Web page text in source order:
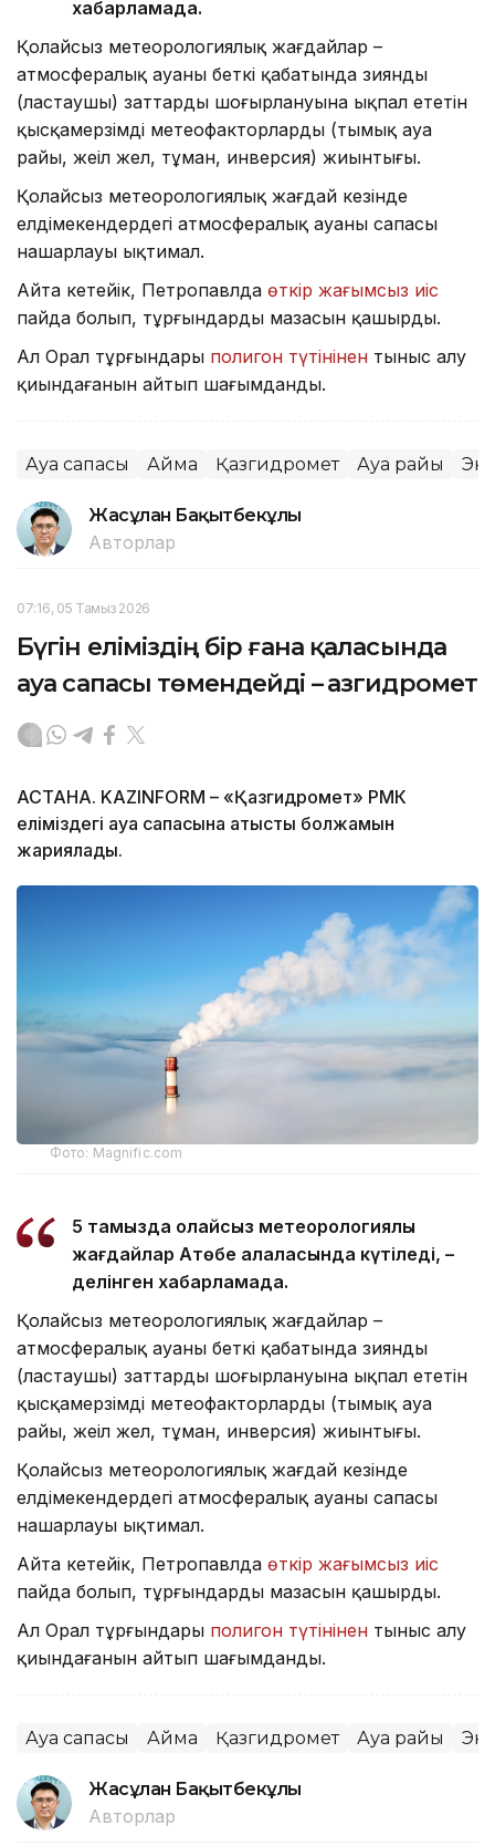
хабарламада.
Қолайсыз метеорологиялық жағдайлар –
атмосфералық ауаның беткі қабатында зиянды
(ластаушы) заттардың шоғырлануына ықпал ететін
қысқамерзімді метеофакторлардың (тымық ауа
райы, жеңіл жел, тұман, инверсия) жиынтығы.
Қолайсыз метеорологиялық жағдай кезінде
елдімекендердегі атмосфералық ауаның сапасы
нашарлауы ықтимал.
Айта кетейік, Петропавлда өткір жағымсыз иіс
пайда болып, тұрғындардың мазасын қашырды.
Ал Орал тұрғындары полигон түтінінен тыныс алу
қиындағанын айтып шағымданды.
Ауа сапасы Аймақ Қазгидромет Ауа райы
Жасұлан Бақытбекұлы
Авторлар
07:16, 05 Тамыз 2026
Бүгін еліміздің бір ғана қаласында
ауа сапасы төмендейді – Қазгидромет
АСТАНА. KAZINFORM – «Қазгидромет» РМК
еліміздегі ауа сапасына қатысты болжамын
жариялады.
Фото: Magnific.com
5 тамызда қолайсыз метеорологиялық
жағдайлар Ақтөбе қалаласында күтіледі, –
делінген хабарламада.
Қолайсыз метеорологиялық жағдайлар –
атмосфералық ауаның беткі қабатында зиянды
(ластаушы) заттардың шоғырлануына ықпал ететін
қысқамерзімді метеофакторлардың (тымық ауа
райы, жеңіл жел, тұман, инверсия) жиынтығы.
Қолайсыз метеорологиялық жағдай кезінде
елдімекендердегі атмосфералық ауаның сапасы
нашарлауы ықтимал.
Айта кетейік, Петропавлда өткір жағымсыз иіс
пайда болып, тұрғындардың мазасын қашырды.
Ал Орал тұрғындары полигон түтінінен тыныс алу
қиындағанын айтып шағымданды.
Ауа сапасы Аймақ Қазгидромет Ауа райы
Жасұлан Бақытбекұлы
Авторлар